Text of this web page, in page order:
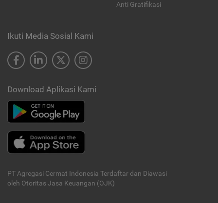
Anti Gratifikasi
Ikuti Media Sosial Kami
Download Aplikasi Kami
PT Agregasi Cermat Indonesia Terdaftar dan Diawasi
oleh Otoritas Jasa Keuangan (OJK)